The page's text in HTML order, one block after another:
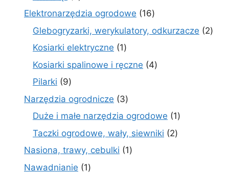
produktów
Elektronarzędzia ogrodowe 1616
produktów
Glebogryzarki, werykulatory, odkurzacze 22
Kosiarki elektryczne 11
produkt
Kosiarki spalinowe i ręczne 44
Pilarki 99
produktów
Narzędzia ogrodnicze 33
produkty
Duże i małe narzędzia ogrodowe 11
Taczki ogrodowe, wały, siewniki 22
Nasiona, trawy, cebulki 11
Nawadnianie 11